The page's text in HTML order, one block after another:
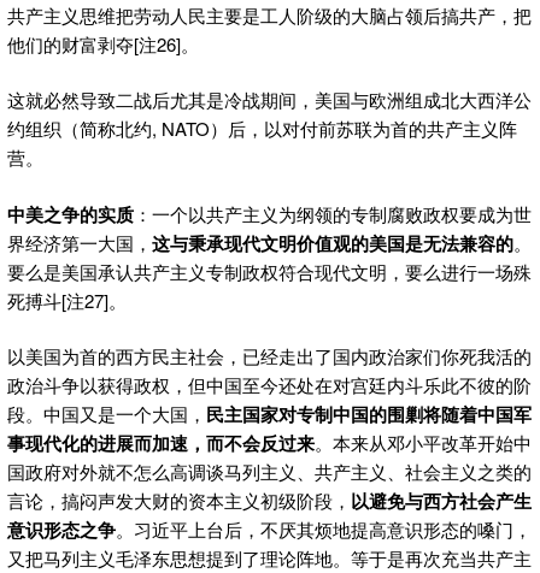
共产主义思维把劳动人民主要是工人阶级的大脑占领后搞共产，把
他们的财富剥夺[注26]。
这就必然导致二战后尤其是冷战期间，美国与欧洲组成北大西洋公
约组织（简称北约, NATO）后，以对付前苏联为首的共产主义阵
营。
中美之争的实质 ：一个以共产主义为纲领的专制腐败政权要成为世
界经济第一大国， 这与秉承现代文明价值观的美国是无法兼容的。
要么是美国承认共产主义专制政权符合现代文明，要么进行一场殊
死搏斗[注27]。
以美国为首的西方民主社会，已经走出了国内政治家们你死我活的
政治斗争以获得政权，但中国至今还处在对宫廷内斗乐此不彼的阶
段。中国又是一个大国， 民主国家对专制中国的围剿将随着中国军
事现代化的进展而加速，而不会反过来。本来从邓小平改革开始中
国政府对外就不怎么高调谈马列主义、共产主义、社会主义之类的
言论，搞闷声发大财的资本主义初级阶段， 以避免与西方社会产生
意识形态之争。习近平上台后，不厌其烦地提高意识形态的嗓门，
又把马列主义毛泽东思想提到了理论阵地。等于是再次充当共产主